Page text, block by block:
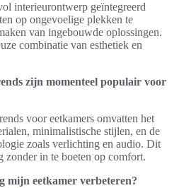
interieurontwerp geïntegreerd
op ongevoelige plekken te
van ingebouwde oplossingen.
combinatie van esthetiek en
zijn momenteel populair voor
voor eetkamers omvatten het
minimalistische stijlen, en de
zoals verlichting en audio. Dit
zonder in te boeten op comfort.
mijn eetkamer verbeteren?